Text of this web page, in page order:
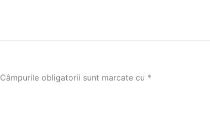
Câmpurile obligatorii sunt marcate cu *